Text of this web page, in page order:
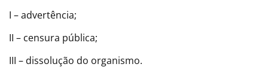
I – advertência;
II – censura pública;
III – dissolução do organismo.